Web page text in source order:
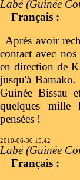
Labé (Guinée
Français :
Après avoir
contact avec
en direction de
jusqu'à
Guinée Bissau
quelques
pensées !
2010-06-30 15:42
Labé (Guinée
Français :